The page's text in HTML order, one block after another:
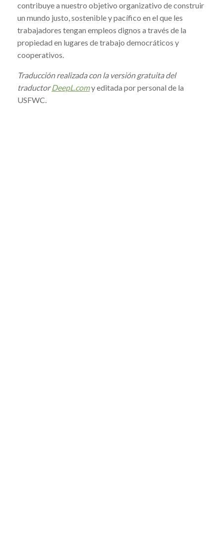
contribuye a nuestro objetivo organizativo de construir
un mundo justo, sostenible y pacífico en el que les
trabajadores tengan empleos dignos a través de la
propiedad en lugares de trabajo democráticos y
cooperativos.
Traducción realizada con la versión gratuita del
traductor DeepL.comy editada por personal de la
USFWC.